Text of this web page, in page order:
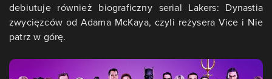
debiutuje również biograficzny serial Lakers: Dynastia
zwycięzców od Adama McKaya, czyli reżysera Vice i Nie
patrz w górę.